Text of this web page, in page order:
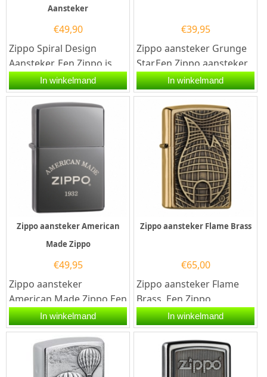
Aansteker
€49,90
Zippo Spiral Design
Aansteker. Een Zippo is
een kwalitatief goede
benzineaansteker met...
In winkelmand
€39,95
Zippo aansteker Grunge
Star.Een Zippo aansteker
is een kwalitatief
goede aansteker met de...
In winkelmand
Zippo aansteker American
Made Zippo
€49,95
Zippo aansteker
American Made Zippo.Een
Zippo aansteker is een
kwalitatief goede
aansteker met de...
In winkelmand
Zippo aansteker Flame Brass
€65,00
Zippo aansteker Flame
Brass. Een Zippo
aansteker is een
kwalitatief
goede aansteker met de...
In winkelmand